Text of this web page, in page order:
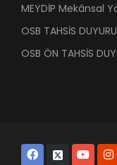
MEYDİP Mekânsal
OSB TAHSİS
OSB ÖN TAHSİS